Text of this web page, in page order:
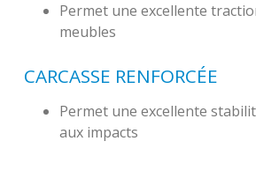
Permet une excellente
meubles
CARCASSE RENFORCÉE
Permet une excellente
aux impacts